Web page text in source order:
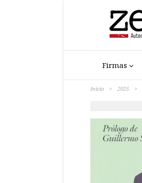
Firmas
Inicio > 2025 >